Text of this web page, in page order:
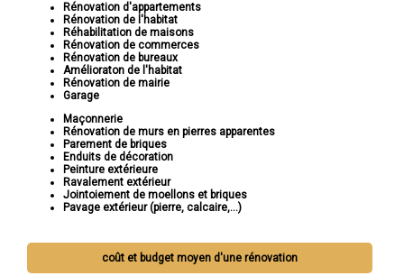
Rénovation d'appartements
Rénovation de l'habitat
Réhabilitation de maisons
Rénovation de commerces
Rénovation de bureaux
Amélioraton de l'habitat
Rénovation de mairie
Garage
Maçonnerie
Rénovation de murs en pierres apparentes
Parement de briques
Enduits de décoration
Peinture extérieure
Ravalement extérieur
Jointoiement de moellons et briques
Pavage extérieur (pierre, calcaire,...)
coût et budget moyen d'une rénovation